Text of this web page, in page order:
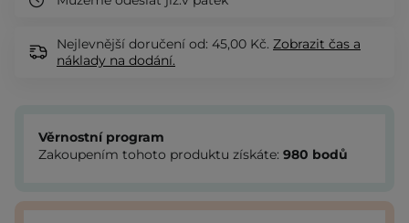
Nejlevnější doručení od: 45,00 Kč. Zobrazit čas a
náklady na dodání.
Věrnostní program
Zakoupením tohoto produktu získáte: 980 bodů